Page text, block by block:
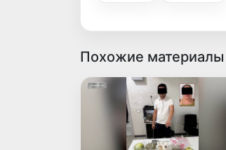
Похожие материалы